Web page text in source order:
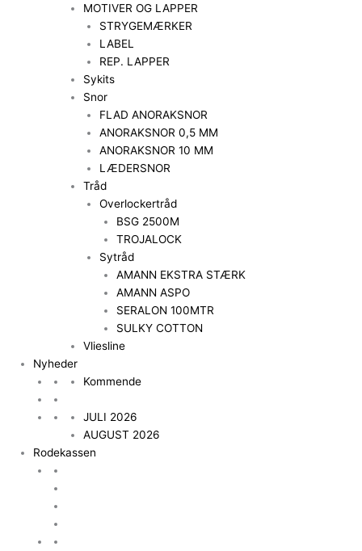
MOTIVER OG LAPPER
STRYGEMÆRKER
LABEL
REP. LAPPER
Sykits
Snor
FLAD ANORAKSNOR
ANORAKSNOR 0,5 MM
ANORAKSNOR 10 MM
LÆDERSNOR
Tråd
Overlockertråd
BSG 2500M
TROJALOCK
Sytråd
AMANN EKSTRA STÆRK
AMANN ASPO
SERALON 100MTR
SULKY COTTON
Vliesline
Nyheder
Kommende
JULI 2026
AUGUST 2026
Rodekassen